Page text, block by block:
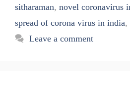
sitharaman, novel coronavirus
spread of corona virus in india,
Leave a comment